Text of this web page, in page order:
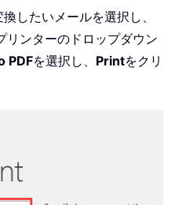
したいメールを選択し、
リンターのドロップダウン
PDFを選択し、 Printをクリ